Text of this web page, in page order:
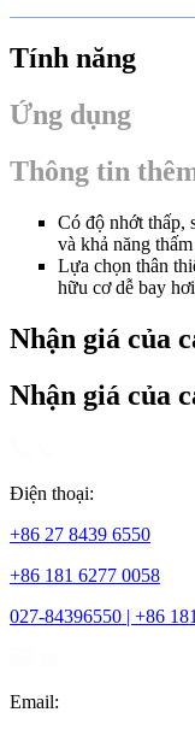
Tính năng
Ứng dụng
Thông tin
Có độ nhớt thấp,
và khả năng
Lựa chọn thân
hữu cơ dễ bay
Nhận giá của
Nhận giá của
Điện thoại:
+86 27 8439 6550
+86 181 6277 0058
027-84396550 | +86
Email: